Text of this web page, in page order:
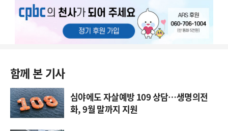
함께 본 기사
심야에도 자살예방 109 상담…생명의전
화, 9월 말까지 지원